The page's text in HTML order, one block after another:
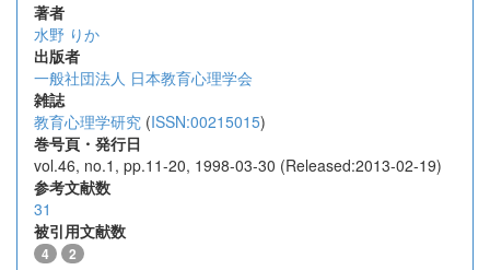
著者
水野 りか
出版者
一般社団法人 日本教育心理学会
雑誌
教育心理学研究 (ISSN:00215015)
巻号頁・発行日
vol.46, no.1, pp.11-20, 1998-03-30 (Released:2013-02-19)
参考文献数
31
被引用文献数
4 2